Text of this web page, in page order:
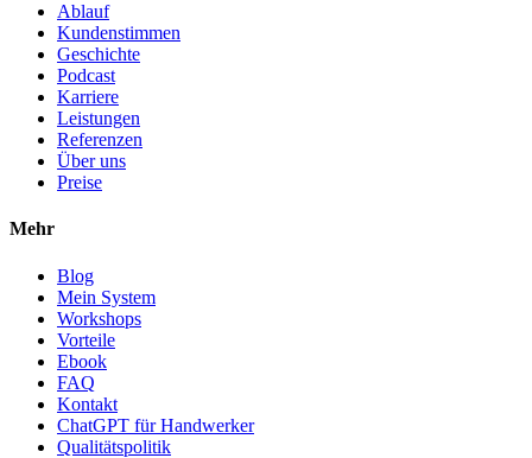
Ablauf
Kundenstimmen
Geschichte
Podcast
Karriere
Leistungen
Referenzen
Über uns
Preise
Mehr
Blog
Mein System
Workshops
Vorteile
Ebook
FAQ
Kontakt
ChatGPT für Handwerker
Qualitätspolitik